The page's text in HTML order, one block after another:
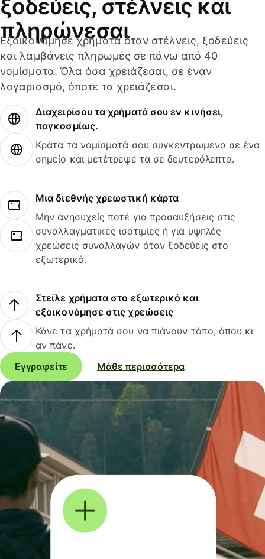
ξοδεύεις, στέλνεις και
πληρώνεσαι
Εξοικονόμησε χρήματα όταν στέλνεις, ξοδεύεις
και λαμβάνεις πληρωμές σε πάνω από 40
νομίσματα. Όλα όσα χρειάζεσαι, σε έναν
λογαριασμό, όποτε τα χρειάζεσαι.
Διαχειρίσου τα χρήματά σου εν κινήσει,
παγκοσμίως.
Κράτα τα νομίσματά σου συγκεντρωμένα σε ένα
σημείο και μετέτρεψέ τα σε δευτερόλεπτα.
Μια διεθνής χρεωστική κάρτα
Μην ανησυχείς ποτέ για προσαυξήσεις στις
συναλλαγματικές ισοτιμίες ή για υψηλές
χρεώσεις συναλλαγών όταν ξοδεύεις στο
εξωτερικό.
Στείλε χρήματα στο εξωτερικό και
εξοικονόμησε στις χρεώσεις
Κάνε τα χρήματά σου να πιάνουν τόπο, όπου κι
αν πάνε.
Εγγραφείτε
Μάθε περισσότερα